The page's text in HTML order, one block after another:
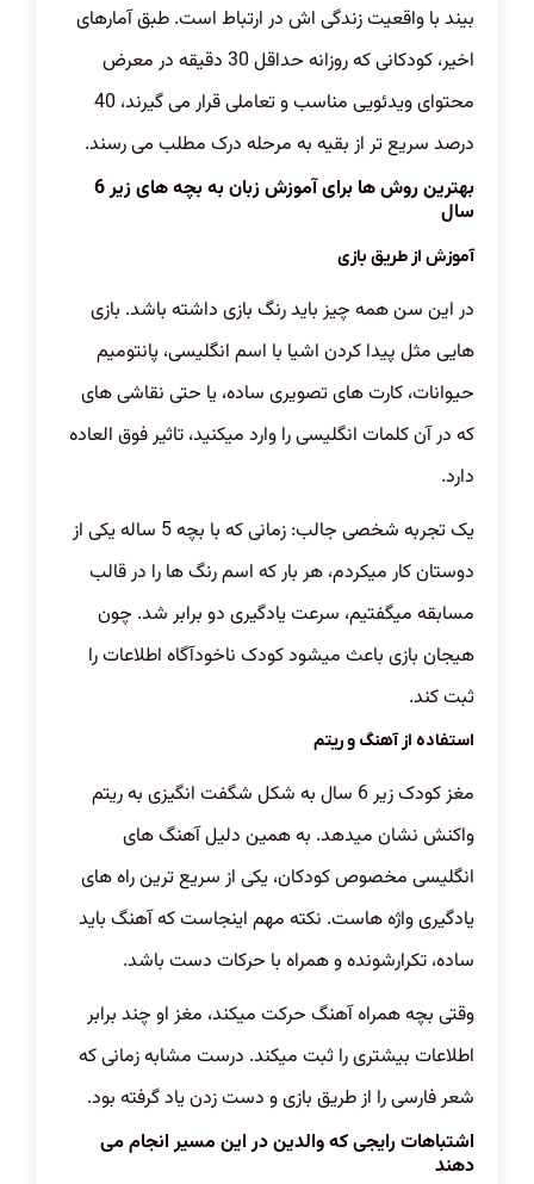
بیند با واقعیت زندگی اش در ارتباط است. طبق آمارهای
اخیر، کودکانی که روزانه حداقل 30 دقیقه در معرض
محتوای ویدئویی مناسب و تعاملی قرار می گیرند، 40
درصد سریع تر از بقیه به مرحله درک مطلب می رسند.
بهترین روش ها برای آموزش زبان به بچه های زیر 6
سال
آموزش از طریق بازی
در این سن همه چیز باید رنگ بازی داشته باشد. بازی
هایی مثل پیدا کردن اشیا با اسم انگلیسی، پانتومیم
حیوانات، کارت های تصویری ساده، یا حتی نقاشی های
که در آن کلمات انگلیسی را وارد میکنید، تاثیر فوق العاده
دارد.
یک تجربه شخصی جالب: زمانی که با بچه 5 ساله یکی از
دوستان کار میکردم، هر بار که اسم رنگ ها را در قالب
مسابقه میگفتیم، سرعت یادگیری دو برابر شد. چون
هیجان بازی باعث میشود کودک ناخودآگاه اطلاعات را
ثبت کند.
استفاده از آهنگ و ریتم
مغز کودک زیر 6 سال به شکل شگفت انگیزی به ریتم
واکنش نشان میدهد. به همین دلیل آهنگ های
انگلیسی مخصوص کودکان، یکی از سریع ترین راه های
یادگیری واژه هاست. نکته مهم اینجاست که آهنگ باید
ساده، تکرارشونده و همراه با حرکات دست باشد.
وقتی بچه همراه آهنگ حرکت میکند، مغز او چند برابر
اطلاعات بیشتری را ثبت میکند. درست مشابه زمانی که
شعر فارسی را از طریق بازی و دست زدن یاد گرفته بود.
اشتباهات رایجی که والدین در این مسیر انجام می
دهند